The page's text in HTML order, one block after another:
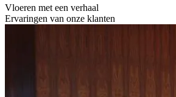
Vloeren met een verhaal
Ervaringen van onze klanten